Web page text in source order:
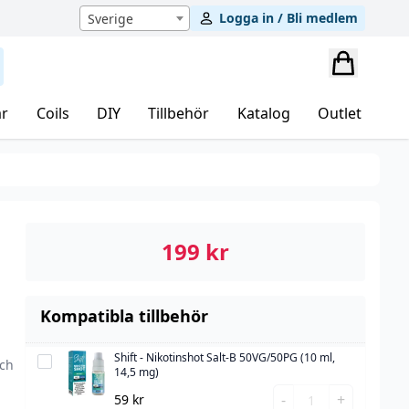
Sverige Logga in / Bli medlem
Coils DIY Tillbehör Katalog Outlet
199 kr
Kompatibla tillbehör
Shift
Shift - Nikotinshot Salt-B 50VG/50PG (10 ml,
14,5 mg)
59 kr -
Shift
+